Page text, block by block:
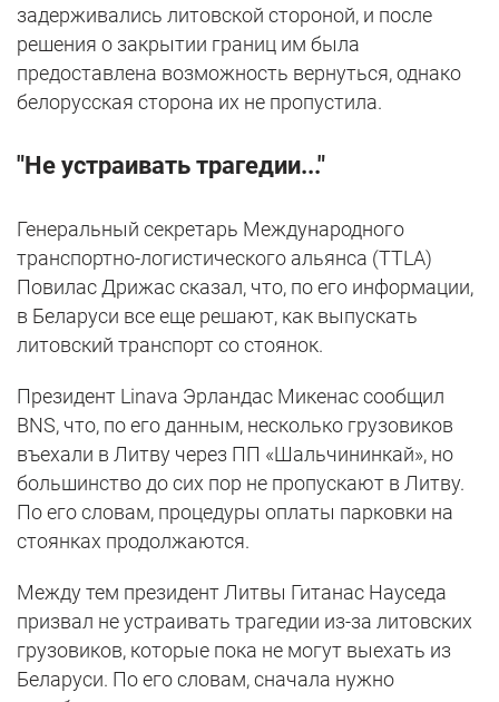
задерживались литовской стороной, и после
решения о закрытии границ им была
предоставлена ​​возможность вернуться, однако
белорусская сторона их не пропустила.
"Не устраивать трагедии..."
Генеральный секретарь Международного
транспортно-логистического альянса (TTLA)
Повилас Дрижас сказал, что, по его информации,
в Беларуси все еще решают, как выпускать
литовский транспорт со стоянок.
Президент Linava Эрландас Микенас сообщил
BNS, что, по его данным, несколько грузовиков
въехали в Литву через ПП «Шальчининкай», но
большинство до сих пор не пропускают в Литву.
По его словам, процедуры оплаты парковки на
стоянках продолжаются.
Между тем президент Литвы Гитанас Науседа
призвал не устраивать трагедии из-за литовских
грузовиков, которые пока не могут выехать из
Беларуси. По его словам, сначала нужно